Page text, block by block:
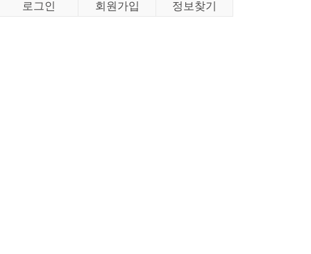
로그인
회원가입 정보찾기